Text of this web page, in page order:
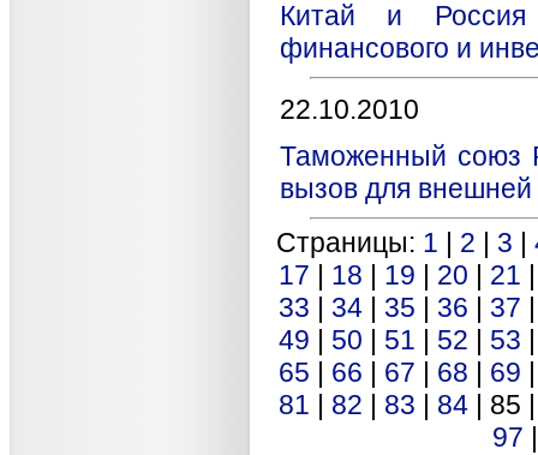
Китай и Россия
финансового и
22.10.2010
Таможенный союз
вызов для внешней
Страницы: 1 | 2 | 3 |
17 | 18 | 19 | 20 | 21
33 | 34| 35 | 36 | 37
49 | 50 | 51 | 52 | 53
65 | 66 | 67 | 68 | 69
81 | 82 | 83 | 84| 85
97